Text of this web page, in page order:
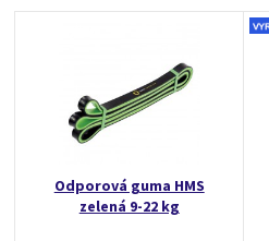
Odporová guma HMS
zelená 9-22 kg